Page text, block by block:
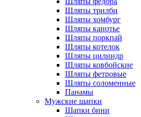
Шляпы трилби
Шляпы хомбург
Шляпы канотье
Шляпы поркпай
Шляпы котелок
Шляпы цилиндр
Шляпы ковбойские
Шляпы фетровые
Шляпы соломенные
Панамы
Мужские шапки
Шапки бини